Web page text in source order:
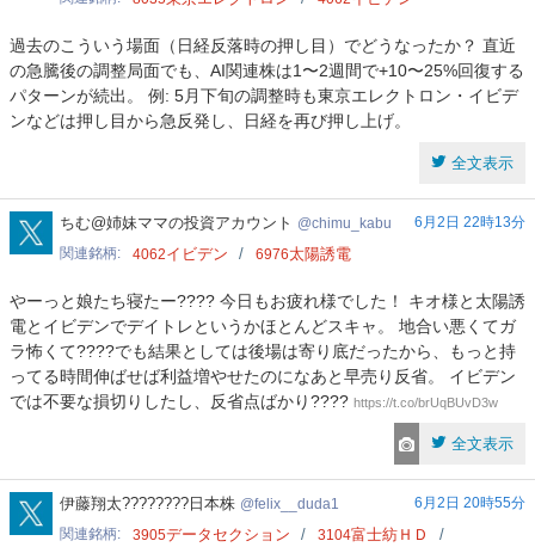
過去のこういう場面（日経反落時の押し目）でどうなったか？ 直近
の急騰後の調整局面でも、AI関連株は1〜2週間で+10〜25%回復する
パターンが続出。 例: 5月下旬の調整時も東京エレクトロン・イビデ
ンなどは押し目から急反発し、日経を再び押し上げ。
全文表示
chimu_kabu
ちむ@姉妹ママの投資アカウント chimu_kabu
6月2日 22時13分
関連銘柄
4062イビデン 6976太陽誘電
やーっと娘たち寝たー???? 今日もお疲れ様でした！ キオ様と太陽誘
電とイビデンでデイトレというかほとんどスキャ。 地合い悪くてガ
ラ怖くて????でも結果としては後場は寄り底だったから、もっと持
ってる時間伸ばせば利益増やせたのになあと早売り反省。 イビデン
では不要な損切りしたし、反省点ばかり???? https://t.co/brUqBUvD3w
全文表示
felix__duda1
伊藤翔太????????日本株 felix__duda1
6月2日 20時55分
関連銘柄
3905データセクション 3104富士紡ＨＤ